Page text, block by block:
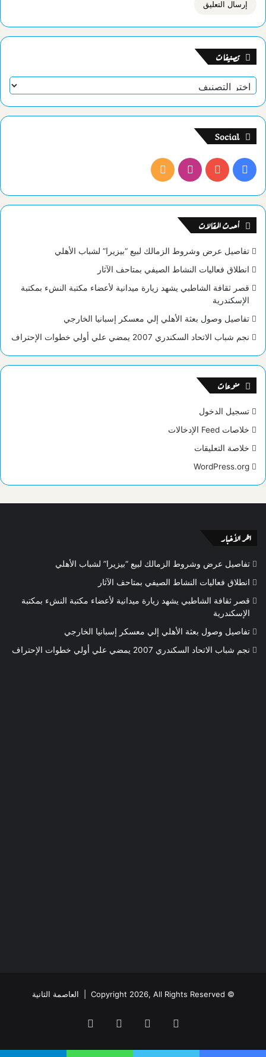
تصنيفات
تصنيفات
Social
فيسبوك يوتيوب انستقرامملخص
الموقع
أحدث المقالات
تفاصيل عرض وشروط الزمالك لبيع “بيزيرا” لشباب الأهلي
انطلاق فعاليات النشاط الصيفي بمتاحف الآثار
قصر ثقافة الشاطبي يشهد زيارة ميدانية لأعضاء مكتبة النشء بمكتبة
الإسكندرية
تفاصيل وصول بعثة الأهلي إلي معسكر إسبانيا الخارجي
نجم شباب الاتحاد السكندري 2007 يمضي علي أولي خطوات الإحتراف
منوعات
تسجيل الدخول
خلاصات Feed الإدخالات
خلاصة التعليقات
WordPress.org
اخر الأخبار
تفاصيل عرض وشروط الزمالك لبيع “بيزيرا” لشباب الأهلي
انطلاق فعاليات النشاط الصيفي بمتاحف الآثار
قصر ثقافة الشاطبي يشهد زيارة ميدانية لأعضاء مكتبة النشء بمكتبة
الإسكندرية
تفاصيل وصول بعثة الأهلي إلي معسكر إسبانيا الخارجي
نجم شباب الاتحاد السكندري 2007 يمضي علي أولي خطوات الإحتراف
© Copyright 2026, All Rights Reserved | العاصمة الثانية
فيسبوك يوتيوب انستقرام
الموقع